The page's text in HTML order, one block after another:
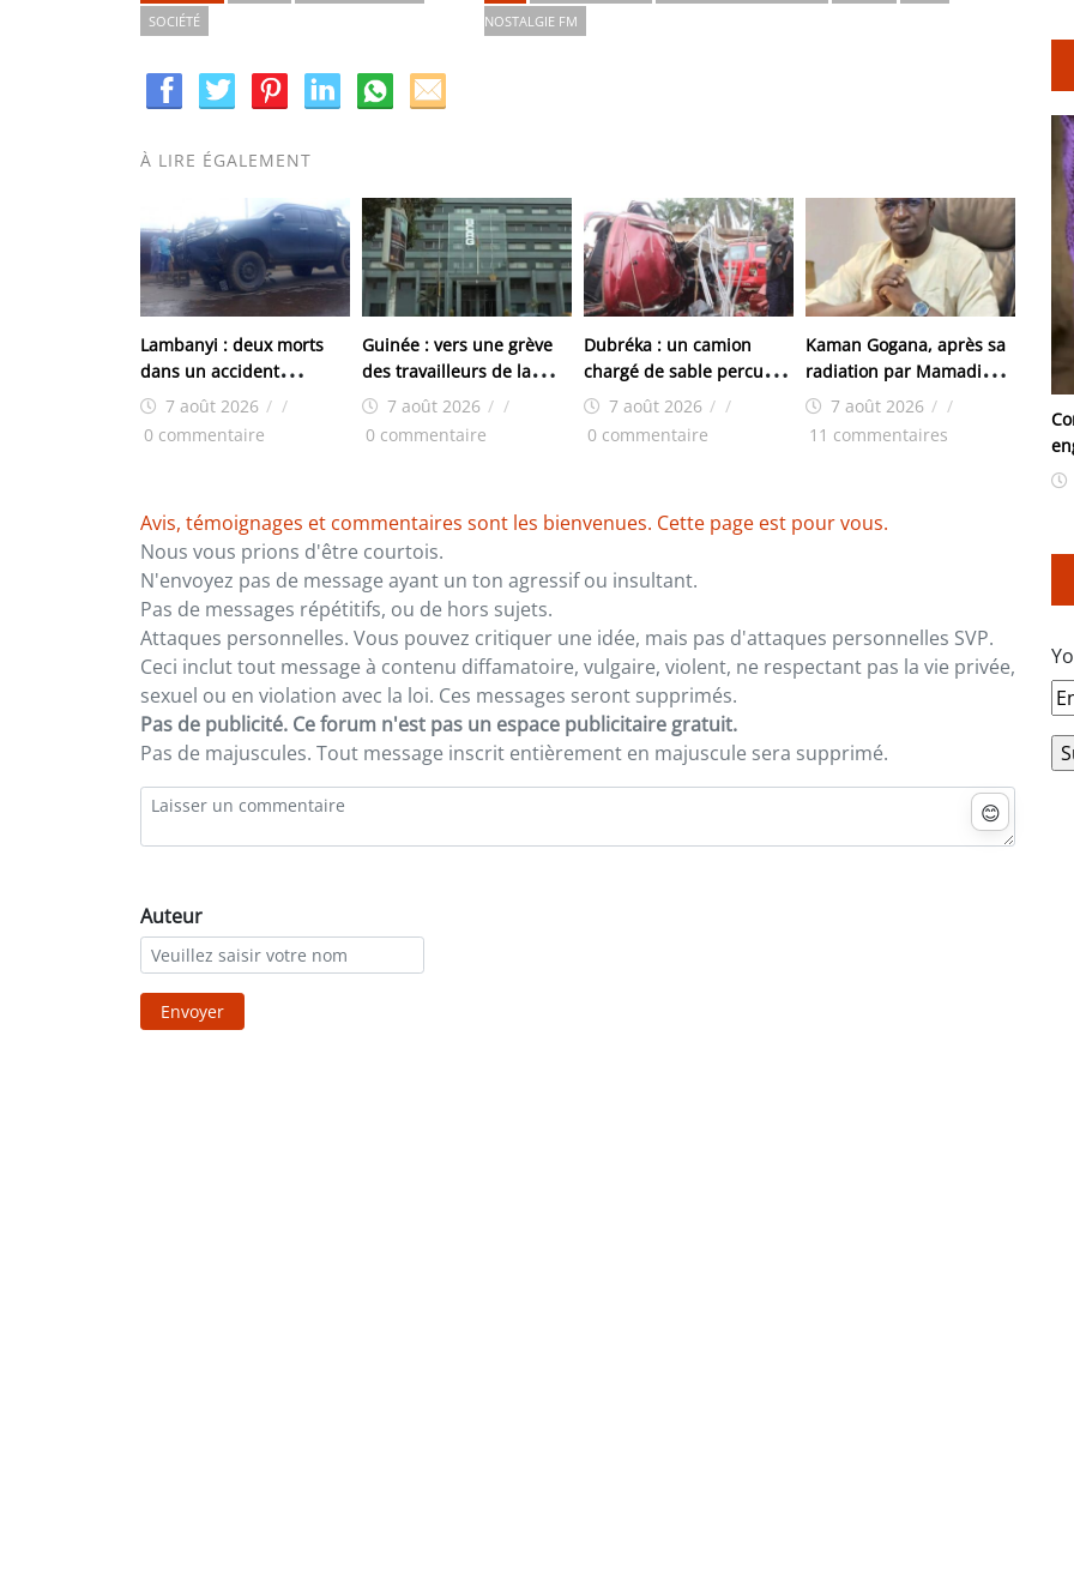
SOCIÉTÉ
NOSTALGIE FM
À LIRE ÉGALEMENT
Lambanyi : deux morts
dans un accident
impliquant un pick-up de
7 août 2026 / /
0 commentaire
Guinée : vers une grève
des travailleurs de la
BCRG7 août 2026 / /
0 commentaire
Dubréka : un camion
chargé de sable percute
violemment un véhicule
de boissons à Kenendé
7 août 2026 / /
0 commentaire
Kaman Gogana, après sa
radiation par Mamadi
Doumbouya : « On m’a
retiré ma robe, pas ma
7 août 2026 / /
11 commentaires
Avis, témoignages et commentaires sont les bienvenues. Cette page est pour vous.
Nous vous prions d'être courtois.
N'envoyez pas de message ayant un ton agressif ou insultant.
Pas de messages répétitifs, ou de hors sujets.
Attaques personnelles. Vous pouvez critiquer une idée, mais pas d'attaques personnelles SVP.
Ceci inclut tout message à contenu diffamatoire, vulgaire, violent, ne respectant pas la vie privée,
sexuel ou en violation avec la loi. Ces messages seront supprimés.
Pas de publicité. Ce forum n'est pas un espace publicitaire gratuit.
Pas de majuscules. Tout message inscrit entièrement en majuscule sera supprimé.
😊
Auteur
Envoyer